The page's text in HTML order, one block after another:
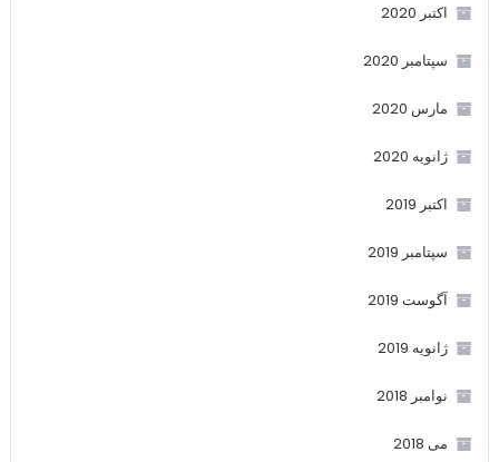
اکتبر 2020
سپتامبر 2020
مارس 2020
ژانویه 2020
اکتبر 2019
سپتامبر 2019
آگوست 2019
ژانویه 2019
نوامبر 2018
می 2018